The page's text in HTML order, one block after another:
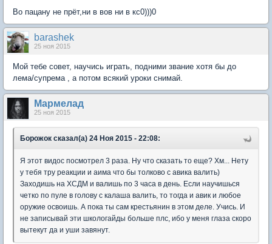
Во пацану не прёт,ни в вов ни в кс0)))0
barashek
25 ноя 2015
Мой тебе совет, научись играть, подними звание хотя бы до
лема/супрема , а потом всякий уроки снимай.
Мармелад
25 ноя 2015
Борожок сказал(а) 24 Ноя 2015 - 22:08:
Я этот видос посмотрел 3 раза. Ну что сказать то еще? Хм... Нету
у тебя тру реакции и аима что бы толково с авика валить)
Заходишь на ХСДМ и валишь по 3 часа в день. Если научишься
четко по пуле в голову с калаша валить, то тогда и авик и любое
оружие освоишь. А пока ты сам крестьянин в этом деле. Учись. И
не записывай эти школогайды больше плс, ибо у меня глаза скоро
вытекут да и уши завянут.